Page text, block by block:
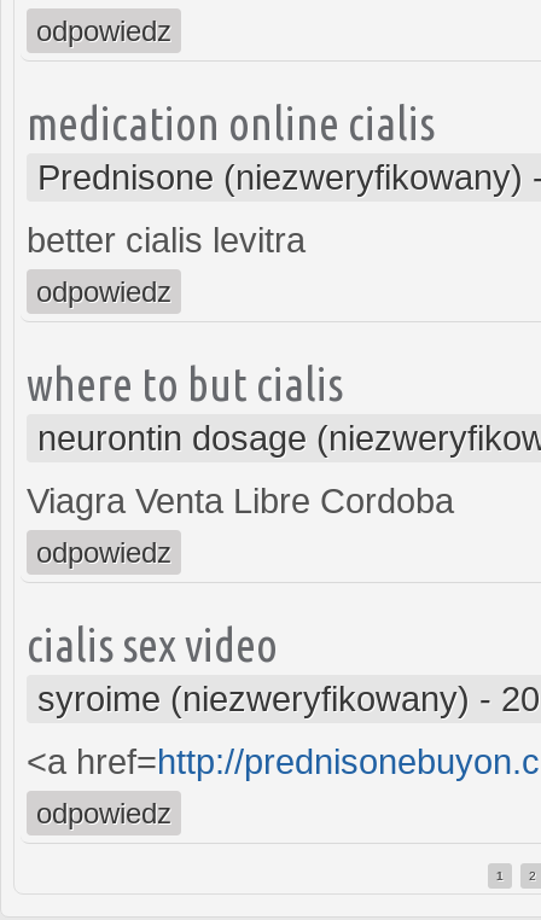
odpowiedz
medication online cialis
Prednisone (niezweryfikowany)
better cialis levitra
odpowiedz
where to but cialis
neurontin dosage
Viagra Venta Libre Cordoba
odpowiedz
cialis sex video
syroime (niezweryfikowany) -
<a href=http://
odpowiedz
1 2